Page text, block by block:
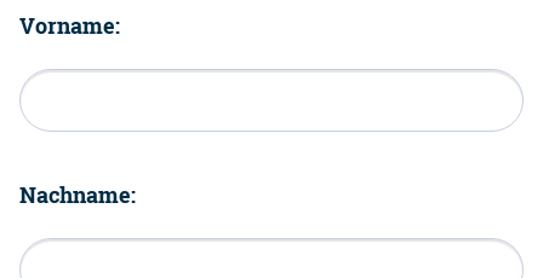
Vorname:
Nachname: